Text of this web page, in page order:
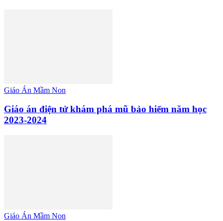
Giáo Án Mầm Non
Giáo án điện tử khám phá mũ bảo hiểm năm học
2023-2024
Giáo Án Mầm Non